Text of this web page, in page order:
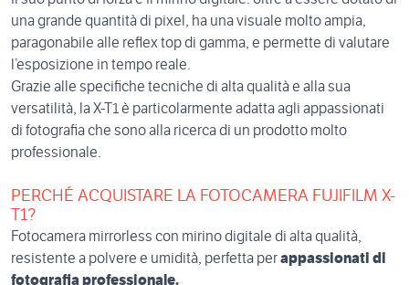
una grande quantità di pixel, ha una visuale molto ampia,
paragonabile alle reflex top di gamma, e permette di valutare
l’esposizione in tempo reale.
Grazie alle specifiche tecniche di alta qualità e alla sua
versatilità, la X-T1 è particolarmente adatta agli appassionati
di fotografia che sono alla ricerca di un prodotto molto
professionale.
PERCHÉ ACQUISTARE LA FOTOCAMERA FUJIFILM X-
T1?
Fotocamera mirrorless con mirino digitale di alta qualità,
resistente a polvere e umidità, perfetta perappassionati di
fotografia professionale.